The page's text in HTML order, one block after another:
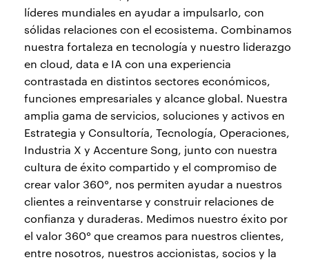
líderes mundiales en ayudar a impulsarlo, con
sólidas relaciones con el ecosistema. Combinamos
nuestra fortaleza en tecnología y nuestro liderazgo
en cloud, data e IA con una experiencia
contrastada en distintos sectores económicos,
funciones empresariales y alcance global. Nuestra
amplia gama de servicios, soluciones y activos en
Estrategia y Consultoría, Tecnología, Operaciones,
Industria X y Accenture Song, junto con nuestra
cultura de éxito compartido y el compromiso de
crear valor 360°, nos permiten ayudar a nuestros
clientes a reinventarse y construir relaciones de
confianza y duraderas. Medimos nuestro éxito por
el valor 360° que creamos para nuestros clientes,
entre nosotros, nuestros accionistas, socios y la